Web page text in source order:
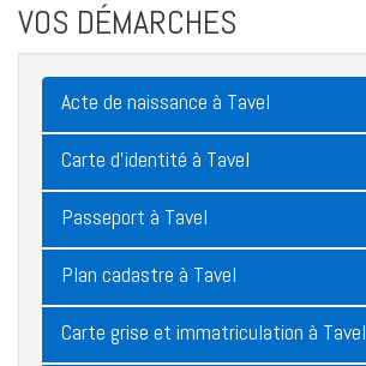
VOS DÉMARCHES
Acte de naissance à Tavel
Carte d'identité à Tavel
Passeport à Tavel
Plan cadastre à Tavel
Carte grise et immatriculation à Tavel